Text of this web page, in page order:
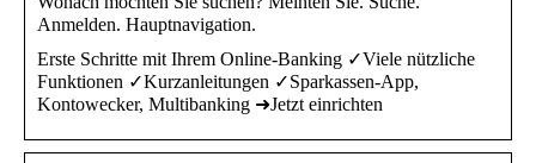
Anmelden. Hauptnavigation.
Erste Schritte mit Ihrem Online-Banking ✓Viele nützliche
Funktionen ✓Kurzanleitungen ✓Sparkassen-App,
Kontowecker, Multibanking ➜Jetzt einrichten